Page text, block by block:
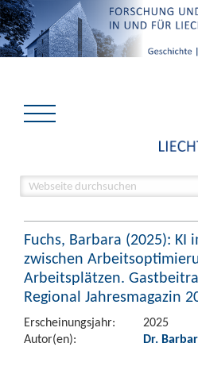
Fuchs, Barbara (2025): KI
zwischen
Arbeitsplätzen.
Regional Jahresmagazin
Erscheinungsjahr:
2025
Autor(en):
Dr.